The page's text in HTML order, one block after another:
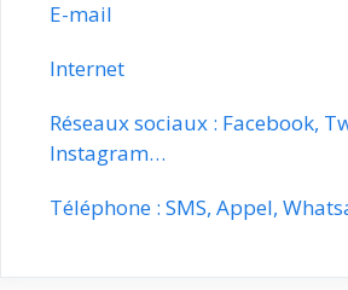
E-mail
Internet
Réseaux sociaux : Facebook,
Instagram…
Téléphone : SMS, Appel,